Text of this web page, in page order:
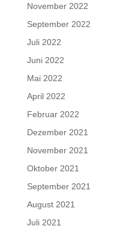
November 2022
September 2022
Juli 2022
Juni 2022
Mai 2022
April 2022
Februar 2022
Dezember 2021
November 2021
Oktober 2021
September 2021
August 2021
Juli 2021